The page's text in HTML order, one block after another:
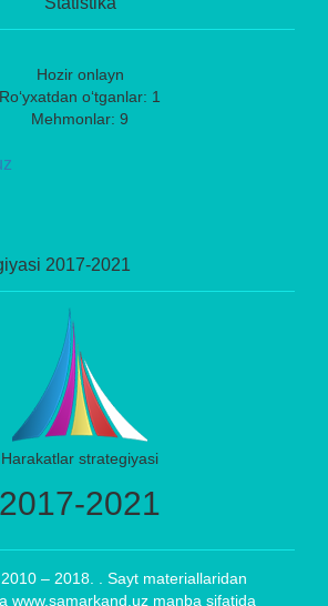
Hozir onlayn
Ro‘yxatdan o‘tganlar: 1
Mehmonlar: 9
2017-2021
Harakatlar strategiyasi
2017-2021
– 2018. . Sayt materiallaridan
www.samarkand.uz manba sifatida